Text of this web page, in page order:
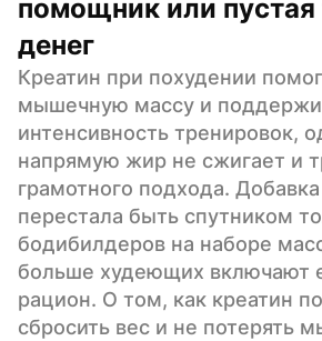
помощник или пустая
денег
Креатин при похудении
мышечную массу и
интенсивность тренировок,
напрямую жир не сжигает и
грамотного подхода.
перестала быть спутником
бодибилдеров на наборе
больше худеющих включают
рацион. О том, как креатин
сбросить вес и не потерять